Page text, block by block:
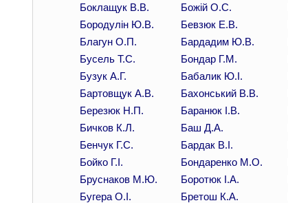
Боклащук В.В.
Божій О.С.
Бородулін Ю.В.
Бевзюк Е.В.
Благун О.П.
Бардадим Ю.В.
Бусель Т.С.
Бондар Г.М.
Бузук А.Г.
Бабалик Ю.І.
Бартовщук А.В.
Бахонський В.В.
Березюк Н.П.
Баранюк І.В.
Бичков К.Л.
Баш Д.А.
Бенчук Г.С.
Бардак В.І.
Бойко Г.І.
Бондаренко М.О.
Бруснаков М.Ю.
Боротюк І.А.
Бугера О.І.
Бретош К.А.